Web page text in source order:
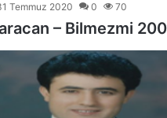
Temmuz 2020 0 70
– Bilmezmi